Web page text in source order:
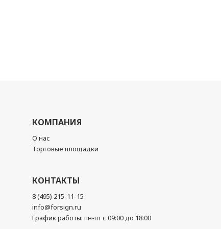
КОМПАНИЯ
О нас
Торговые площадки
КОНТАКТЫ
8 (495) 215-11-15
info@forsign.ru
График работы: пн-пт с 09:00 до 18:00